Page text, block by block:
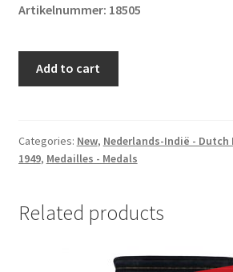
Artikelnummer: 18505
'Orde
en
quantity
Add to cart
Categories: New, Nederlands-Indië - Dutch
1949, Medailles - Medals
Related products